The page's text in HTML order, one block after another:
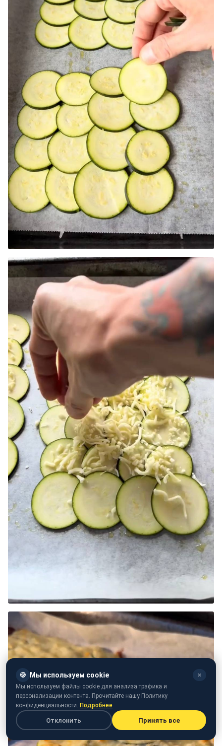
🍪 Мы используем cookie ✕
Мы используем файлы cookie для анализа трафика и
персонализации контента. Прочитайте нашу Политику
конфиденциальности. Подробнее
Отклонить Принять все